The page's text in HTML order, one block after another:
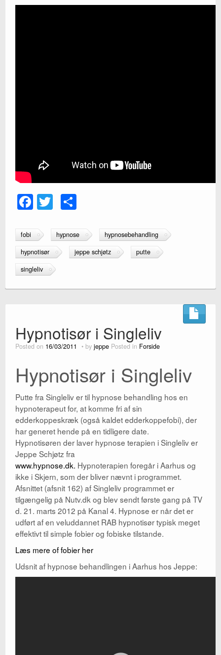
F
c
e
b
o
o
T
tt
er
ar
e
fobi hypnose
hypnosebehandling
hypnotisør
jeppe schjøtz
putte
singleliv
Hypnotisør i Singleliv
Posted on 16/03/2011 by jeppe Posted in Forside
Hypnotisør i Singleliv
Putte fra Singleliv er til hypnose behandling hos en
hypnoterapeut for, at komme fri af sin
edderkoppeskræk (også kaldet edderkoppefobi), der
har generet hende på en tidligere date.
Hypnotisøren der laver hypnose terapien i Singleliv er
Jeppe Schjøtz fra
www.hypnose.dk. Hypnoterapien foregår i Aarhus og
ikke i Skjern, som der bliver nævnt i programmet.
Afsnittet (afsnit 162) af Singleliv programmet er
tilgængelig på Nutv.dk og blev sendt første gang på TV
d. 21. marts 2012 på Kanal 4. Hypnose er når det er
udført af en veluddannet RAB hypnotisør typisk meget
effektivt til simple fobier og fobiske tilstande.
Læs mere of fobier her
Udsnit af hypnose behandlingen i Aarhus hos Jeppe: